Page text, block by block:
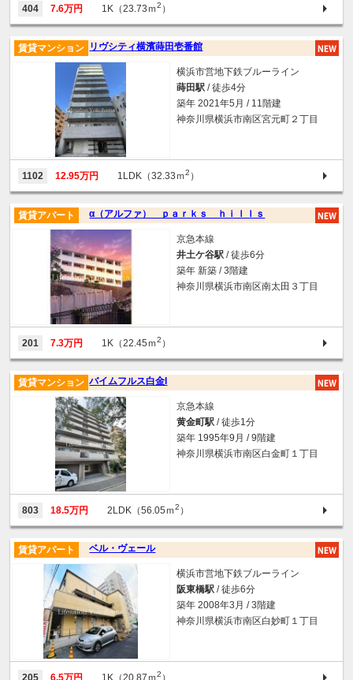
404 7.6万円 1K（23.73ｍ2 ）
リヴシティ横濱蒔田壱番館
賃貸マンション
横浜市営地下鉄ブルーライン
蒔田駅 / 徒歩4分
築年 2021年5月 / 11階建
神奈川県横浜市南区宮元町２丁目
1102 12.95万円 1LDK（32.33ｍ2 ）
α（アルファ） ｐａｒｋｓ ｈｉｌｌｓ
賃貸アパート
京急本線
井土ケ谷駅 / 徒歩6分
築年 新築 / 3階建
神奈川県横浜市南区南太田３丁目
201 7.3万円 1K（22.45ｍ2 ）
バイムフルス白金I
賃貸マンション
京急本線
黄金町駅 / 徒歩1分
築年 1995年9月 / 9階建
神奈川県横浜市南区白金町１丁目
803 18.5万円 2LDK（56.05ｍ2 ）
ベル・ヴェール
賃貸アパート
横浜市営地下鉄ブルーライン
阪東橋駅 / 徒歩6分
築年 2008年3月 / 3階建
神奈川県横浜市南区白妙町１丁目
2